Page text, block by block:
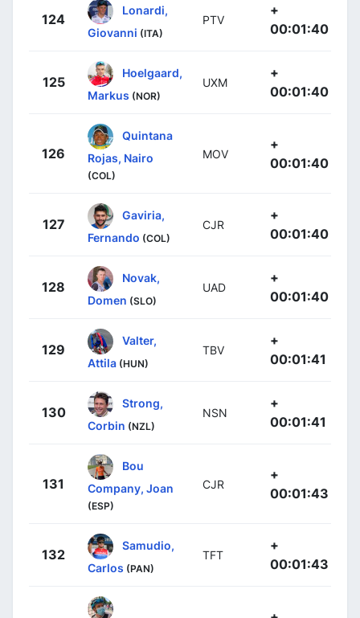
124
Lonardi,
Giovanni (ITA)
PTV
+
00:01:40
125
Hoelgaard,
Markus (NOR)
UXM
+
00:01:40
126
Quintana
Rojas, Nairo
(COL)
MOV
+
00:01:40
127
Gaviria,
Fernando (COL)
CJR
+
00:01:40
128
Novak,
Domen (SLO)
UAD
+
00:01:40
129
Valter,
Attila (HUN)
TBV
+
00:01:41
130
Strong,
Corbin (NZL)
NSN
+
00:01:41
131
Bou
Company, Joan
(ESP)
CJR
+
00:01:43
132
Samudio,
Carlos (PAN)
TFT
+
00:01:43